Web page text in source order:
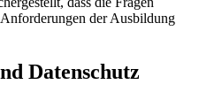
der Ausbildung
Datenschutz